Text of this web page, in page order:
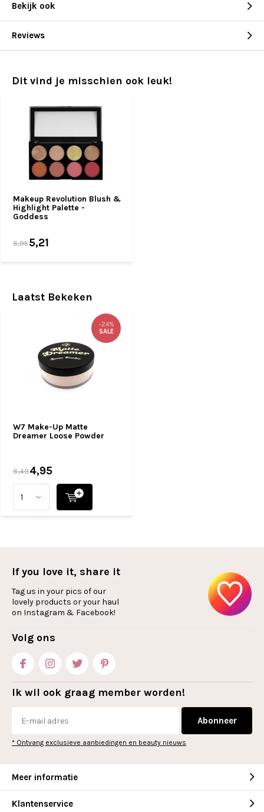
Bekijk ook
Reviews
Dit vind je misschien ook leuk!
Makeup Revolution Blush &
Highlight Palette -
Goddess
6,955,21
Laatst Bekeken
W7 Make-Up Matte
Dreamer Loose Powder
-24%
SALE
6,494,95
If you love it, share it
Tag us in your pics of our
lovely products or your haul
on Instagram & Facebook!
Volg ons
Ik wil ook graag member worden!
Abonneer
* Ontvang exclusieve aanbiedingen en beauty nieuws
Meer informatie
Klantenservice